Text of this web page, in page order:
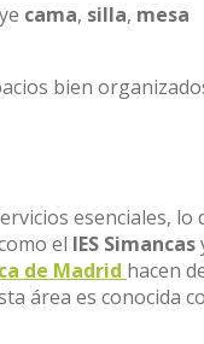
cama, silla, mesa
bien
esenciales, lo
el IES Simancas
de Madrid hacen
área es conocida